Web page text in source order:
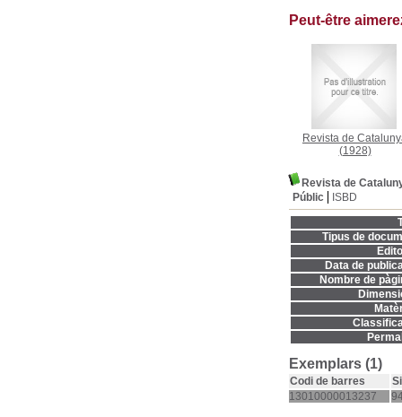
Peut-être
Revista de
(1928)
Revista de
Públic
ISBD
Tipus de
Data de
Nombre de
Exemplars (1)
Codi de barres
13010000013237